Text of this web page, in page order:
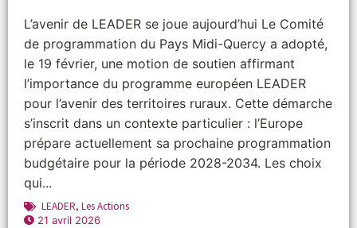
L’avenir de LEADER se joue aujourd’hui Le Comité
de programmation du Pays Midi-Quercy a adopté,
le 19 février, une motion de soutien affirmant
l’importance du programme européen LEADER
pour l’avenir des territoires ruraux. Cette démarche
s’inscrit dans un contexte particulier : l’Europe
prépare actuellement sa prochaine programmation
budgétaire pour la période 2028-2034. Les choix
qui...
LEADER, Les Actions
21 avril 2026